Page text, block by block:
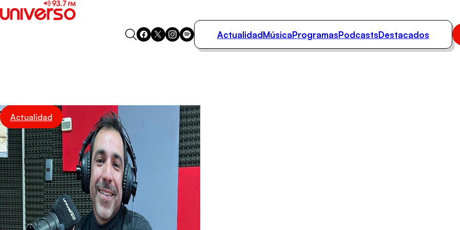
Podcasts
Destacados
ActualidadMúsicaProgramasPodcastsDestacados
Actualidad